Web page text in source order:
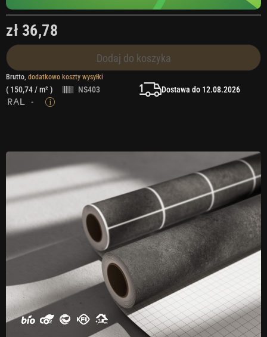
zł 36,78
Dodaj do koszyka
Brutto, dodatkowo koszty wysyłki
( 150,74/ m² )
NS403
-
Dostawa do 12.08.2026